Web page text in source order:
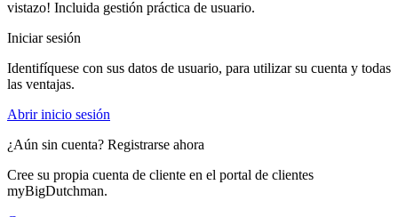
vistazo! Incluida gestión práctica de usuario.
Iniciar sesión
Identifíquese con sus datos de usuario, para utilizar su cuenta y todas
las ventajas.
Abrir inicio sesión
¿Aún sin cuenta? Registrarse ahora
Cree su propia cuenta de cliente en el portal de clientes
myBigDutchman.